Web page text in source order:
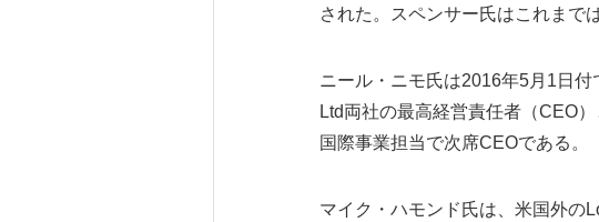
された。スペンサー氏はこれまで
ニール・ニモ氏は2016年5月1日
Ltd両社の最高経営責任者（CEO
国際事業担当で次席CEOである。
マイク・ハモンド氏は、米国外の